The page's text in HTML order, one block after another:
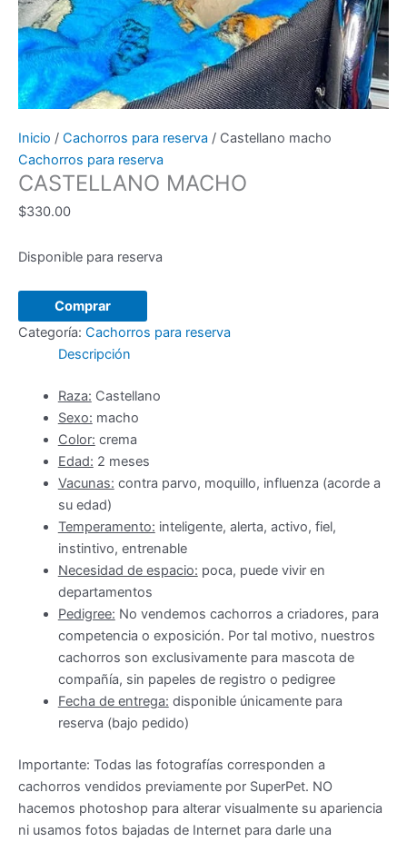
Inicio / Cachorros para reserva / Castellano macho
Cachorros para reserva
CASTELLANO MACHO
$330.00
Disponible para reserva
Castellano
macho
cantidad
Comprar
Categoría: Cachorros para reserva
Descripción
Raza: Castellano
Sexo: macho
Color: crema
Edad: 2 meses
Vacunas: contra parvo, moquillo, influenza (acorde a
su edad)
Temperamento: inteligente, alerta, activo, fiel,
instintivo, entrenable
Necesidad de espacio: poca, puede vivir en
departamentos
Pedigree: No vendemos cachorros a criadores, para
competencia o exposición. Por tal motivo, nuestros
cachorros son exclusivamente para mascota de
compañía, sin papeles de registro o pedigree
Fecha de entrega: disponible únicamente para
reserva (bajo pedido)
Importante: Todas las fotografías corresponden a
cachorros vendidos previamente por SuperPet. NO
hacemos photoshop para alterar visualmente su apariencia
ni usamos fotos bajadas de Internet para darle una